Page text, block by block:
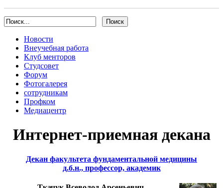
Новости
Внеучебная работа
Клуб менторов
Студсовет
Форум
Фотогалерея
сотрудникам
Профком
Медиацентр
Интернет-приемная декана
Декан факультета фундаментальной медицины
д.б.н., профессор, академик